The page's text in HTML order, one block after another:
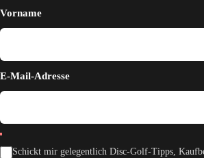
Vorname
E-Mail-Adresse
Schickt mir gelegentlich Disc-Golf-Tipps,